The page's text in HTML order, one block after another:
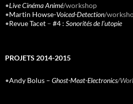
•Live Cinéma Animé/workshop
•Martin Howse-Voiced-Detection/
•Revue Tacet – #4 : Sonorités de l’utopie
PROJETS 2014-2015
•Andy Bolus – Ghost-Meat-Electronics/